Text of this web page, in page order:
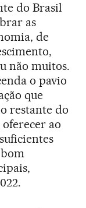
do Brasil
as
de
não muitos.
o pavio
que
restante do
ao